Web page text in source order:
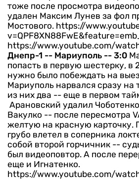
тоже после просмотра
удален Максим Лунев за фол
Мостового. https://
https://www.youtube.com/
Днепр-1 -- Мариуполь -- 3:0
попасть в первую шестерку, в
нужно было побеждать на
Мариуполь нарвался сразу на
из них два -- еще в первом
Арановский удалил
Вакулко -- после пересмотра
желтую на красную карточку.
грубо влетел в соперника
собой второй горчичник --
был видеоповтор. А после
еще и Игнатенко.
https://www.youtube.com/